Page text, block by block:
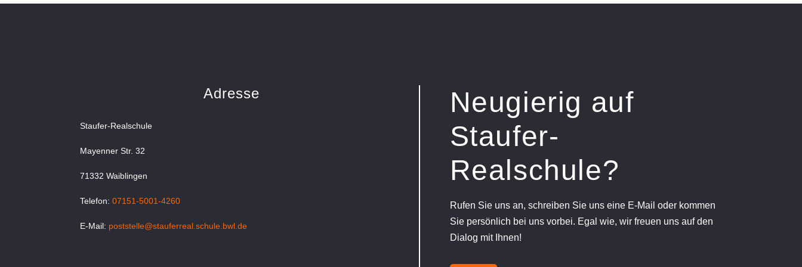
Adresse
Staufer-Realschule
Mayenner Str. 32
71332 Waiblingen
Telefon:07151-5001-4260
E-Mail: poststelle@stauferreal.schule.bwl.de
Neugierig auf
Staufer-
Realschule?
Rufen Sie uns an, schreiben Sie uns eine E-Mail oder kommen
Sie persönlich bei uns vorbei. Egal wie, wir freuen uns auf den
Dialog mit Ihnen!